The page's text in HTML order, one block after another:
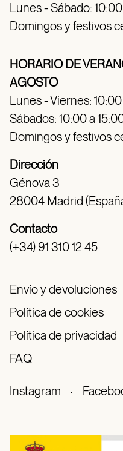
Lunes - Sábado:
Domingos y festivos
HORARIO DE
AGOSTO
Lunes - Viernes: 10:00
Sábados: 10:00 a
Domingos y festivos
Dirección
Génova 3
28004 Madrid
Contacto
(+34) 91 310 12 45
Envío y devoluciones
Política de cookies
Política de privacidad
FAQ
Instagram ·